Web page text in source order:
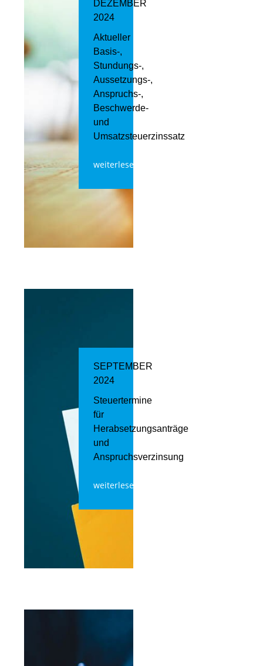
DEZEMBER
2024
Aktueller
Basis-,
Stundungs-,
Aussetzungs-,
Anspruchs-,
Beschwerde-
und
Umsatzsteuerzinssatz
weiterlesen
SEPTEMBER
2024
Steuertermine
für
Herabsetzungsanträge
und
Anspruchsverzinsung
weiterlesen